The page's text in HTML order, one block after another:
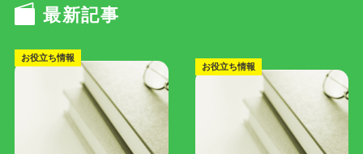
最新記事
お役立ち情報
お役立ち情報